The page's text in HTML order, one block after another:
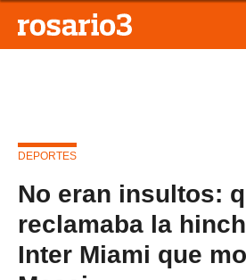
DEPORTES
No eran insultos:
reclamaba la
Inter Miami que